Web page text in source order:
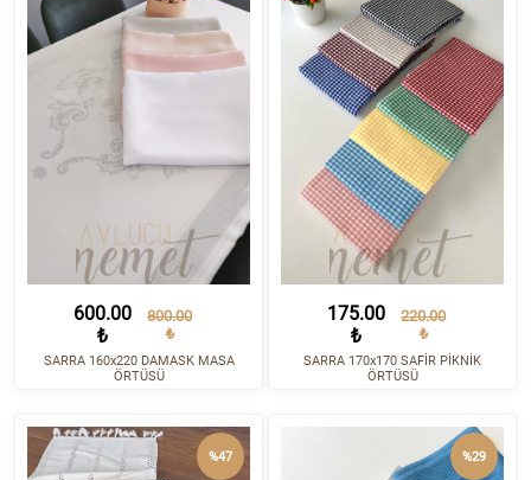
600.00
₺
800.00
₺
SARRA 160x220 DAMASK MASA
ÖRTÜSÜ
175.00
₺
220.00
₺
SARRA 170x170 SAFİR PİKNİK
ÖRTÜSÜ
%47 %29